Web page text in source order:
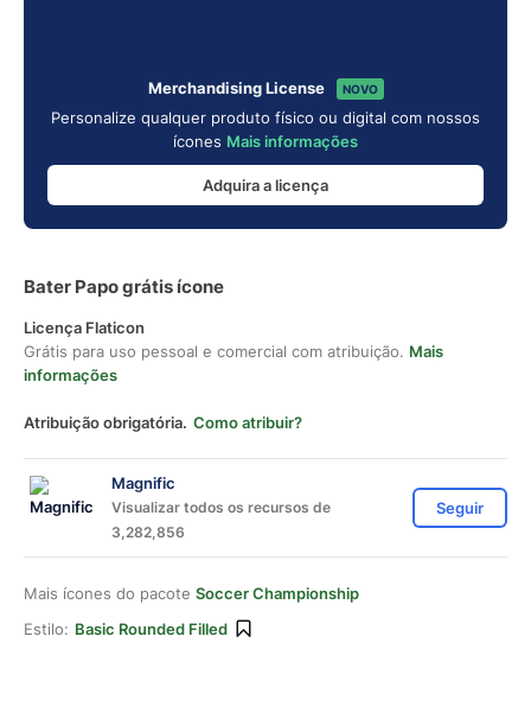
Merchandising License NOVO
Personalize qualquer produto físico ou digital com nossos
ícones Mais informações
Adquira a licença
Bater Papo grátis ícone
Licença Flaticon
Grátis para uso pessoal e comercial com atribuição. Mais
informações
Atribuição obrigatória. Como atribuir?
Magnific
Visualizar todos os recursos de
3,282,856
Seguir
Mais ícones do pacote Soccer Championship
Estilo: Basic Rounded Filled